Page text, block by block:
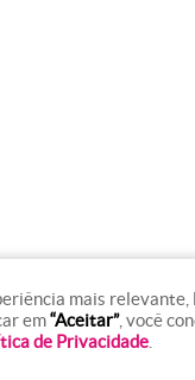
mais relevante,
em“Aceitar”, você
de Privacidade.